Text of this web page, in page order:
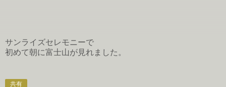
サンライズセレモニーで
初めて朝に富士山が見れました。
共有